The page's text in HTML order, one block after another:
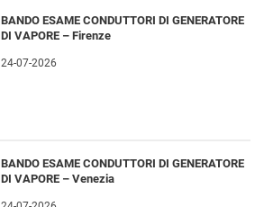
BANDO ESAME CONDUTTORI DI GENERATORE
DI VAPORE – Firenze
24-07-2026
BANDO ESAME CONDUTTORI DI GENERATORE
DI VAPORE – Venezia